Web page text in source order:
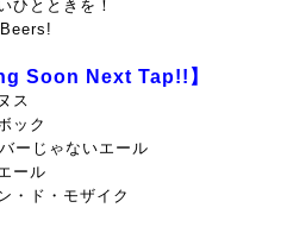
ひとときを！
Soon Next Tap!!】
ス
ック
ーじゃないエール
ール
・ド・モザイク